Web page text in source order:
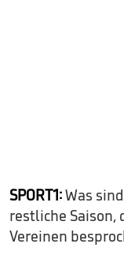
SPORT1:Was
restliche Saison,
Vereinen